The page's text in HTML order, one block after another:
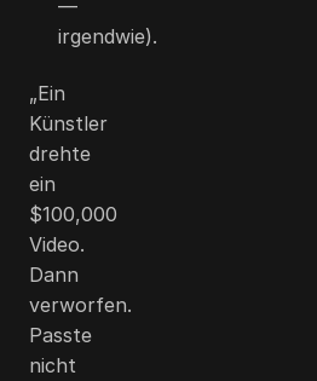
—
irgendwie).
„Ein
Künstler
drehte
ein
$100,000
Video.
Dann
verworfen.
Passte
nicht